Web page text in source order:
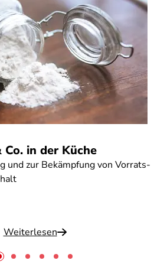
in der Küche
und zur Bekämpfung von Vorrats-
Weiterlesen